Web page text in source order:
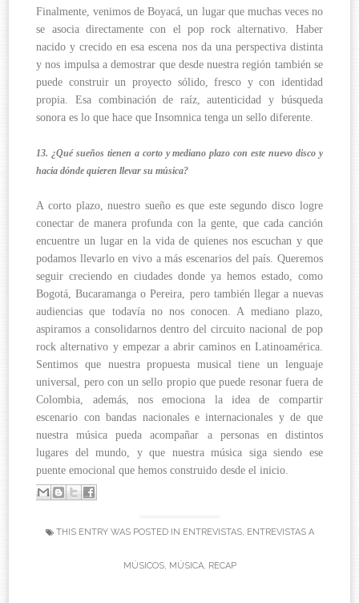
Finalmente, venimos de Boyacá, un lugar que muchas veces no
se asocia directamente con el pop rock alternativo. Haber
nacido y crecido en esa escena nos da una perspectiva distinta
y nos impulsa a demostrar que desde nuestra región también se
puede construir un proyecto sólido, fresco y con identidad
propia. Esa combinación de raíz, autenticidad y búsqueda
sonora es lo que hace que Insomnica tenga un sello diferente.
13. ¿Qué sueños tienen a corto y mediano plazo con este nuevo disco y
hacia dónde quieren llevar su música?
A corto plazo, nuestro sueño es que este segundo disco logre
conectar de manera profunda con la gente, que cada canción
encuentre un lugar en la vida de quienes nos escuchan y que
podamos llevarlo en vivo a más escenarios del país. Queremos
seguir creciendo en ciudades donde ya hemos estado, como
Bogotá, Bucaramanga o Pereira, pero también llegar a nuevas
audiencias que todavía no nos conocen. A mediano plazo,
aspiramos a consolidarnos dentro del circuito nacional de pop
rock alternativo y empezar a abrir caminos en Latinoamérica.
Sentimos que nuestra propuesta musical tiene un lenguaje
universal, pero con un sello propio que puede resonar fuera de
Colombia, además, nos emociona la idea de compartir
escenario con bandas nacionales e internacionales y de que
nuestra música pueda acompañar a personas en distintos
lugares del mundo, y que nuestra música siga siendo ese
puente emocional que hemos construido desde el inicio.
THIS ENTRY WAS POSTED IN ENTREVISTAS, ENTREVISTAS A
MÚSICOS, MÚSICA, RECAP